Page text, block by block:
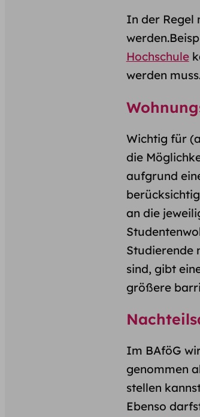
In der Regel
Hochschule
werden
Wichtig für
die
aufgrund
an die
Studierende
sind, gibt
größere
Im BAföG
genommen
stellen
Ebenso